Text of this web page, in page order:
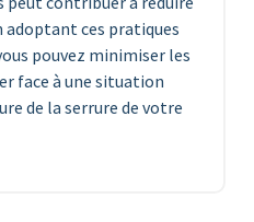
adoptant ces pratiques
pouvez minimiser les
face à une situation
de la serrure de votre